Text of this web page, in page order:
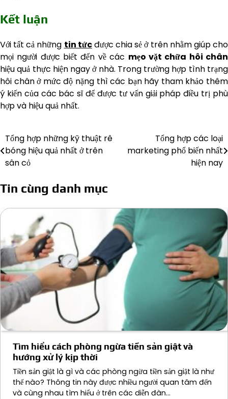
Kết luận
Với tất cả những tin tứcđược chia sẻ ở trên nhằm giúp cho
mọi người được biết đến về các mẹo vặt chữa hôi chân
hiệu quả thực hiện ngay ở nhà. Trong trường hợp tình trạng
hôi chân ở mức độ nặng thì các bạn hãy tham khảo thêm
ý kiến của các bác sĩ để được tư vấn giải pháp điều trị phù
hợp và hiệu quả nhất.
Điều
hướng
viết
Tổng hợp những kỹ thuật rê
bóng hiệu quả nhất ở trên
sân cỏ
Tổng hợp các loại
marketing phổ biến nhất
hiện nay
Tin cùng danh mục
Tìm hiểu cách phòng ngừa tiền sản giật và
hướng xử lý kịp thời
Tiền sản giật là gì và các phòng ngừa tiền sản giật là như
thế nào? Thông tin này được nhiều người quan tâm đến
và cùng nhau tìm hiểu ở trên các diễn đàn…